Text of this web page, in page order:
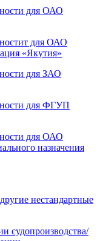
для ОАО
для ОАО
«Якутия»
для ЗАО
для ФГУП
для ОАО
назначения
нестандартные
судопроизводства/